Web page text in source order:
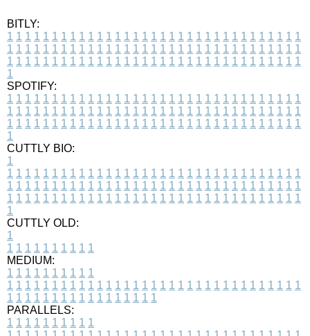
BITLY:
1 1 1 1 1 1 1 1 1 1 1 1 1 1 1 1 1 1 1 1 1 1 1 1 1 1 1 1 1 1 1 1 1
1 1 1 1 1 1 1 1 1 1 1 1 1 1 1 1 1 1 1 1 1 1 1 1 1 1 1 1 1 1 1 1 1
1 1 1 1 1 1 1 1 1 1 1 1 1 1 1 1 1 1 1 1 1 1 1 1 1 1 1 1 1 1 1 1 1
1
SPOTIFY:
1 1 1 1 1 1 1 1 1 1 1 1 1 1 1 1 1 1 1 1 1 1 1 1 1 1 1 1 1 1 1 1 1
1 1 1 1 1 1 1 1 1 1 1 1 1 1 1 1 1 1 1 1 1 1 1 1 1 1 1 1 1 1 1 1 1
1 1 1 1 1 1 1 1 1 1 1 1 1 1 1 1 1 1 1 1 1 1 1 1 1 1 1 1 1 1 1 1 1
1
CUTTLY BIO:
1
1 1 1 1 1 1 1 1 1 1 1 1 1 1 1 1 1 1 1 1 1 1 1 1 1 1 1 1 1 1 1 1 1
1 1 1 1 1 1 1 1 1 1 1 1 1 1 1 1 1 1 1 1 1 1 1 1 1 1 1 1 1 1 1 1 1
1 1 1 1 1 1 1 1 1 1 1 1 1 1 1 1 1 1 1 1 1 1 1 1 1 1 1 1 1 1 1 1 1
1
CUTTLY OLD:
1
1 1 1 1 1 1 1 1 1 1
MEDIUM:
1 1 1 1 1 1 1 1 1 1
1 1 1 1 1 1 1 1 1 1 1 1 1 1 1 1 1 1 1 1 1 1 1 1 1 1 1 1 1 1 1 1 1
1 1 1 1 1 1 1 1 1 1 1 1 1 1 1 1 1
PARALLELS:
1 1 1 1 1 1 1 1 1 1